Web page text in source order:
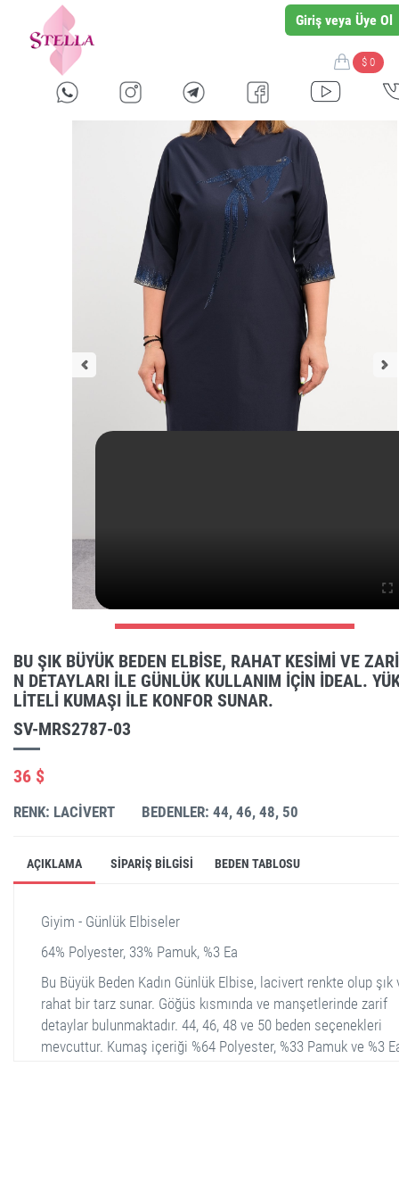
Giriş veya Üye Ol
$ 0
BU ŞIK BÜYÜK BEDEN ELBISE, RAHAT KESIMI VE
N DETAYLARI ILE GÜNLÜK KULLANIM IÇIN IDEAL.
LITELI KUMAŞI ILE KONFOR SUNAR.
SV-MRS2787-03
36 $
RENK: LACIVERT BEDENLER: 44, 46, 48, 50
AÇIKLAMA SIPARIŞ BILGISI BEDEN TABLOSU
Giyim - Günlük Elbiseler
64% Polyester, 33% Pamuk, %3 Ea
Bu Büyük Beden Kadın Günlük Elbise, lacivert renkte olup şık
rahat bir tarz sunar. Göğüs kısmında ve manşetlerinde zarif
detaylar bulunmaktadır. 44, 46, 48 ve 50 beden seçenekleri
mevcuttur. Kumaş içeriği %64 Polyester, %33 Pamuk ve %3